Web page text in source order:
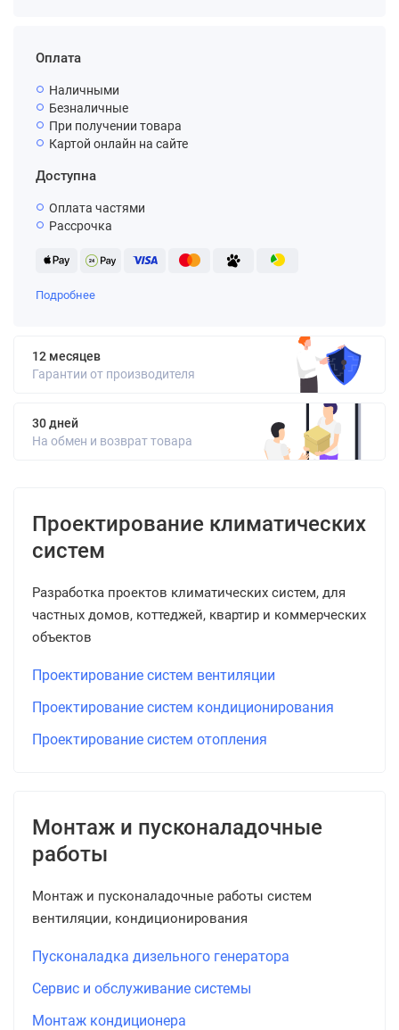
Оплата
Наличными
Безналичные
При получении товара
Картой онлайн на сайте
Доступна
Оплата частями
Рассрочка
Подробнее
12 месяцев
Гарантии от производителя
30 дней
На обмен и возврат товара
Проектирование климатических
систем
Разработка проектов климатических систем, для
частных домов, коттеджей, квартир и коммерческих
объектов
Проектирование систем вентиляции
Проектирование систем кондиционирования
Проектирование систем отопления
Монтаж и пусконаладочные
работы
Монтаж и пусконаладочные работы систем
вентиляции, кондиционирования
Пусконаладка дизельного генератора
Сервис и обслуживание системы
Монтаж кондиционера